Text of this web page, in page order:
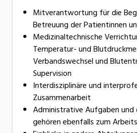
Mitverantwortung für die
Betreuung der Patientinnen
Medizinaltechnische
Temperatur- und
Verbandswechsel und
Supervision
Interdisziplinäre und
Zusammenarbeit
Administrative Aufgaben und
gehören ebenfalls zum